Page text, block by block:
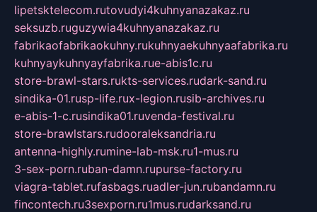
lipetsktelecom.rutovudyi4kuhnyanazakaz.ru
seksuzb.ruguzywia4kuhnyanazakaz.ru
fabrikaofabrikaokuhny.rukuhnyaekuhnyaafabrika.ru
kuhnyaykuhnyayfabrika.rue-abis1c.ru
store-brawl-stars.rukts-services.rudark-sand.ru
sindika-01.rusp-life.rux-legion.rusib-archives.ru
e-abis-1-c.rusindika01.ruvenda-festival.ru
store-brawlstars.rudooraleksandria.ru
antenna-highly.rumine-lab-msk.ru1-mus.ru
3-sex-porn.ruban-damn.rupurse-factory.ru
viagra-tablet.rufasbags.ruadler-jun.rubandamn.ru
fincontech.ru3sexporn.ru1mus.rudarksand.ru